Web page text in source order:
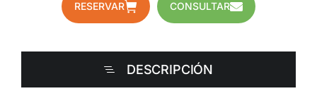
RESERVAR CONSULTAR
DESCRIPCIÓN